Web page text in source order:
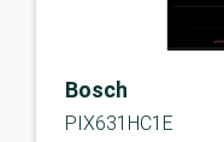
Bosch
PIX631HC1E